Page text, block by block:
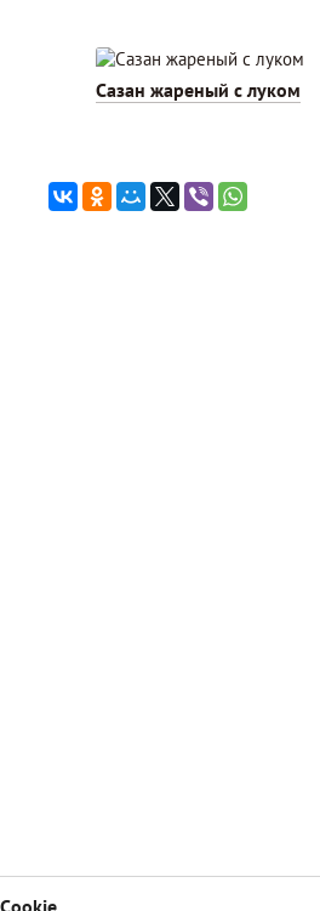
Сазан жареный с луком
Сookie